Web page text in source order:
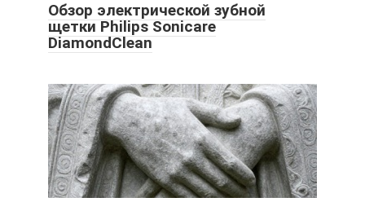
Обзор электрической зубной
щетки Philips Sonicare
DiamondClean